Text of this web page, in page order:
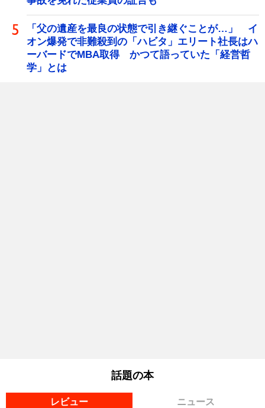
「父の遺産を最良の状態で引き継ぐことが…」 イ
オン爆発で非難殺到の「ハビタ」エリート社長はハ
ーバードでMBA取得 かつて語っていた「経営哲
学」とは
話題の本
レビュー ニュース